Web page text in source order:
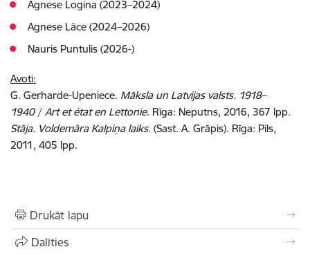
Agnese Logina (2023–2024)
Agnese Lāce (2024–2026)
Nauris Puntulis (2026-)
Avoti:
G. Gerharde-Upeniece. Māksla un Latvijas valsts. 1918–
1940/ Art et état en Lettonie. Rīga: Neputns, 2016, 367 lpp.
Stāja. Voldemāra Kalpiņa laiks. (Sast. A. Grāpis). Rīga: Pils,
2011, 405 lpp.
Drukāt lapu
Dalīties